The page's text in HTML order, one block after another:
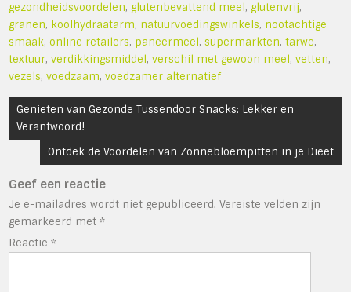
gezondheidsvoordelen,glutenbevattend meel,glutenvrij,
granen, koolhydraatarm, natuurvoedingswinkels, nootachtige
smaak,online retailers, paneermeel,supermarkten,tarwe,
textuur,verdikkingsmiddel,verschil met gewoon meel,vetten,
vezels,voedzaam,voedzamer alternatief
Bericht
navigatie
Genieten van Gezonde Tussendoor Snacks: Lekker en
Verantwoord!
Ontdek de Voordelen van Zonnebloempitten in je Dieet
Geef een reactie
Je e-mailadres wordt niet gepubliceerd. Vereiste velden zijn
gemarkeerd met*
Reactie*